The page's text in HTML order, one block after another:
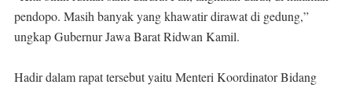
pendopo. Masih banyak yang khawatir dirawat di gedung,”
ungkap Gubernur Jawa Barat Ridwan Kamil.
Hadir dalam rapat tersebut yaitu Menteri Koordinator Bidang